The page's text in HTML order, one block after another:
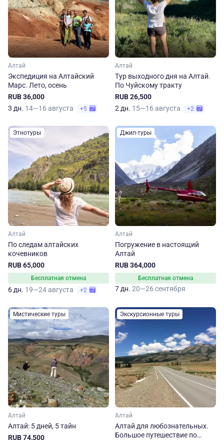
Алтай
Экспедиция на Алтайский
Марс. Лето, осень
RUB 36,000
3 дн. 14—16 августа +5
Алтай
Тур выходного дня на Алтай.
По Чуйскому тракту
RUB 26,500
2 дн. 15—16 августа +2
Этнотуры
Алтай
По следам алтайских
кочевников
RUB 65,000
Бесплатная отмена
6 дн. 19—24 августа +2
Джип-туры
Алтай
Погружение в настоящий
Алтай
RUB 364,000
Бесплатная отмена
7 дн. 20—26 сентября
Мистические туры
Алтай
Алтай: 5 дней, 5 тайн
RUB 74,500
Экскурсионные туры
Алтай
Алтай для любознательных.
Большое путешествие по